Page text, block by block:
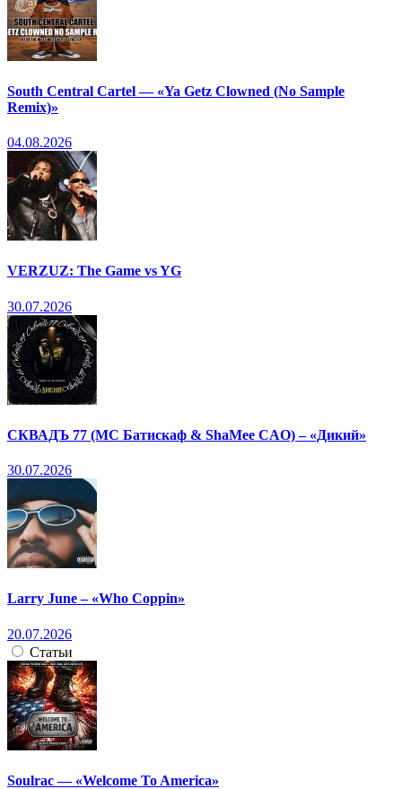
South Central Cartel — «Ya Getz Clowned (No Sample
Remix)»
04.08.2026
VERZUZ: The Game vs YG
30.07.2026
СКВАДЪ 77 (МС Батискаф & ShaMee CAO) – «Дикий»
30.07.2026
Larry June – «Who Coppin»
20.07.2026
Статьи
Soulrac — «Welcome To America»